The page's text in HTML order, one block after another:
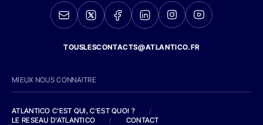
TOUSLESCONTACTS@ATLANTICO.FR
MIEUX NOUS CONNAITRE
ATLANTICO C'EST QUI, C'EST QUOI ?
/
LE RESEAU D'ATLANTICO
/ CONTACT